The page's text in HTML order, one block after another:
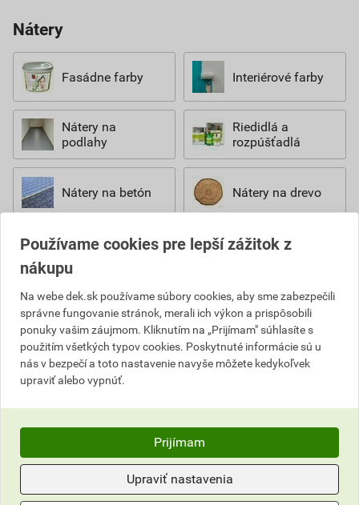
Nátery
Fasádne farby Interiérové farby
Nátery na
podlahy
Riedidlá a
rozpúšťadlá
Nátery na betón Nátery na drevo
Nátery na kov
Výpredaj
Stavebná
chémia a suché
zmesi
Používame cookies pre lepší zážitok z
nákupu
Na webe dek.sk používame súbory cookies, aby sme zabezpečili
správne fungovanie stránok, merali ich výkon a prispôsobili
ponuky vašim záujmom. Kliknutím na „Prijímam" súhlasíte s
použitím všetkých typov cookies. Poskytnuté informácie sú u
nás v bezpečí a toto nastavenie navyše môžete kedykoľvek
upraviť alebo vypnúť.
Prijímam
Upraviť nastavenia